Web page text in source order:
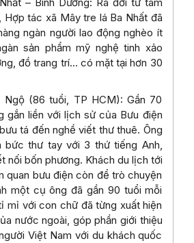
Hợp tác xã Mây tre lá Ba Nhất đã
ngàn người lao động nghèo ít
sản phẩm mỹ nghệ tinh xảo
đồ trang trí… có mặt tại hơn 30
Ngộ (86 tuổi, TP HCM): Gần 70
gắn liền với lịch sử của Bưu điện
tá đến nghề viết thư thuê. Ông
bức thư tay với 3 thứ tiếng Anh,
nối bốn phương. Khách du lịch tới
quan bưu điện còn để trò chuyện
một cụ ông đã gần 90 tuổi mỗi
mỉ với con chữ đã từng xuất hiện
nước ngoài, góp phần giới thiệu
Việt Nam với du khách quốc